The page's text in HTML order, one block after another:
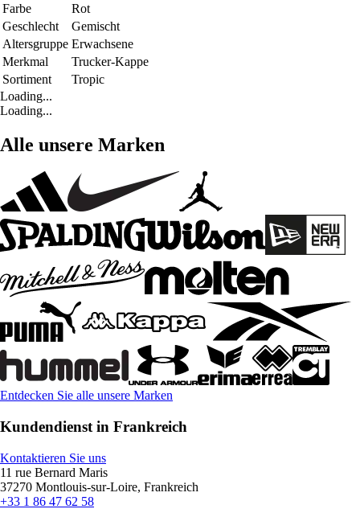
Farbe
Rot
Geschlecht
Gemischt
Altersgruppe Erwachsene
Merkmal
Trucker-Kappe
Sortiment
Tropic
Loading...
Loading...
Alle unsere Marken
Entdecken Sie alle unsere Marken
Kundendienst in Frankreich
Kontaktieren Sie uns
11 rue Bernard Maris
37270 Montlouis-sur-Loire, Frankreich
+33 1 86 47 62 58